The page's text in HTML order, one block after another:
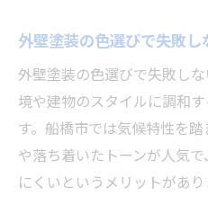
外壁塗装の色選びで失敗し
外壁塗装の色選びで失敗し
境や建物のスタイルに調和
す。船橋市では気候特性を
や落ち着いたトーンが人気
にくいというメリットがあり